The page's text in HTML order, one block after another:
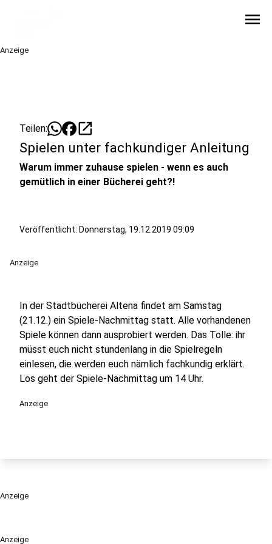
menu
Anzeige
Anzeige
Teilen: open_in_new
Spielen unter fachkundiger Anleitung
Warum immer zuhause spielen - wenn es auch
gemütlich in einer Bücherei geht?!
Veröffentlicht: Donnerstag, 19.12.2019 09:09
Anzeige
In der Stadtbücherei Altena findet am Samstag
(21.12.) ein Spiele-Nachmittag statt. Alle vorhandenen
Spiele können dann ausprobiert werden. Das Tolle: ihr
müsst euch nicht stundenlang in die Spielregeln
einlesen, die werden euch nämlich fachkundig erklärt.
Los geht der Spiele-Nachmittag um 14 Uhr.
Anzeige
Anzeige